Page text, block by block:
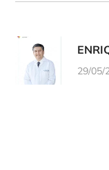
29/05/